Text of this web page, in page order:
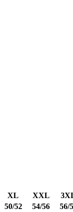
XL XXL
50/52 54/56
56/